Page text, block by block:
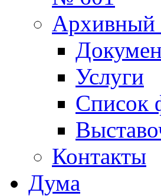
Архивный
Услуги
Список
Контакты
Дума